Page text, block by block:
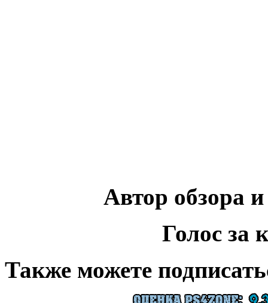
Автор обзора
Голос за
Также можете